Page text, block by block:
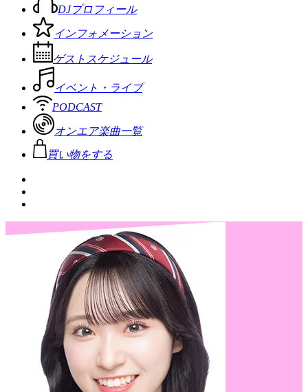
DJプロフィール
インフォメーション
ゲストスケジュール
イベント・ライブ
PODCAST
オンエア楽曲一覧
買い物をする